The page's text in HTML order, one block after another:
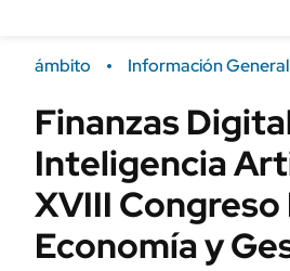
Campo
FINANZAS
Dólar
Mercados
ámbito Información General
Finanzas
Inteligencia
XVIII
Economía y